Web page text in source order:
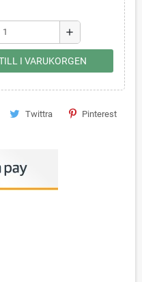
add
I VARUKORGEN
Twittra Pinterest